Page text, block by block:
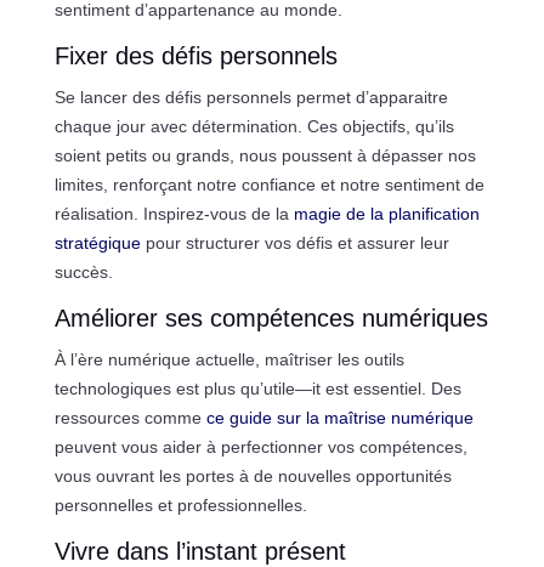
sentiment d’appartenance au monde.
Fixer des défis personnels
Se lancer des défis personnels permet d’apparaitre
chaque jour avec détermination. Ces objectifs, qu’ils
soient petits ou grands, nous poussent à dépasser nos
limites, renforçant notre confiance et notre sentiment de
réalisation. Inspirez-vous de la magie de la planification
stratégiquepour structurer vos défis et assurer leur
succès.
Améliorer ses compétences numériques
À l’ère numérique actuelle, maîtriser les outils
technologiques est plus qu’utile—it est essentiel. Des
ressources comme ce guide sur la maîtrise numérique
peuvent vous aider à perfectionner vos compétences,
vous ouvrant les portes à de nouvelles opportunités
personnelles et professionnelles.
Vivre dans l’instant présent